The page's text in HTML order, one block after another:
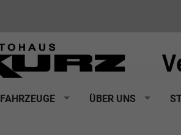
FAHRZEUGE ÜBER UNS